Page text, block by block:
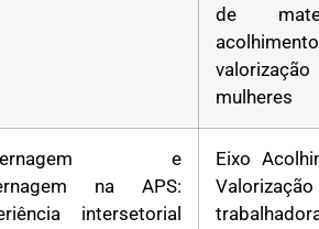
de
mulheres
e
na APS:
intersetorial
Eixo